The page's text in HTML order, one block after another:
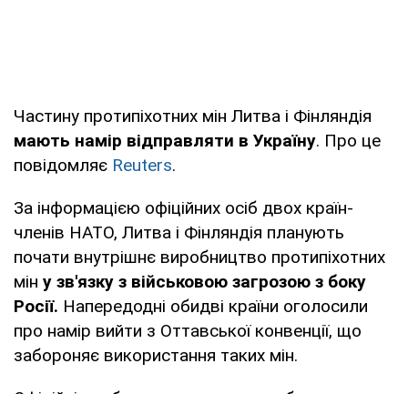
Частину протипіхотних мін Литва і Фінляндія
мають намір відправляти в Україну. Про це
повідомляє Reuters.
За інформацією офіційних осіб двох країн-
членів НАТО, Литва і Фінляндія планують
почати внутрішнє виробництво протипіхотних
мін у зв'язку з військовою загрозою з боку
Росії. Напередодні обидві країни оголосили
про намір вийти з Оттавської конвенції, що
забороняє використання таких мін.